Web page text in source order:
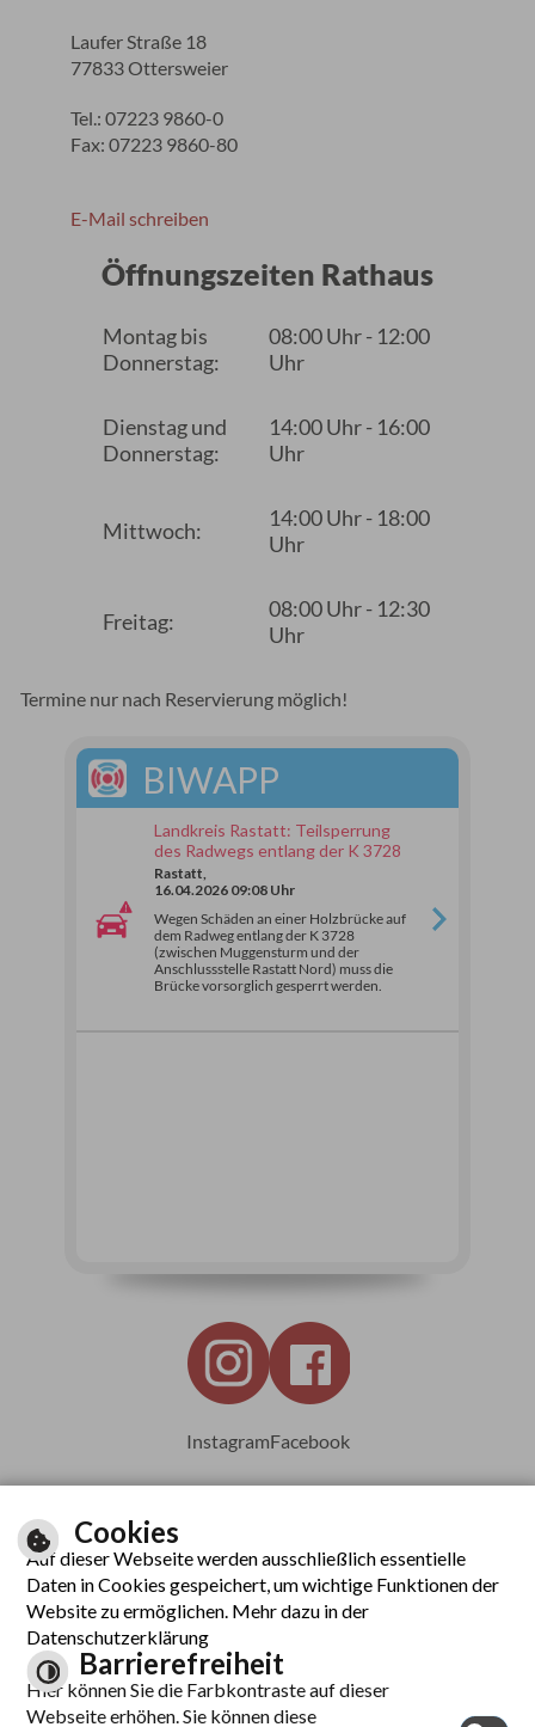
Laufer Straße 18
77833 Ottersweier
Tel.: 07223 9860-0
Fax: 07223 9860-80
E-Mail schreiben
Öffnungszeiten Rathaus
Montag bis
Donnerstag:
08:00 Uhr - 12:00
Uhr
Dienstag und
Donnerstag:
14:00 Uhr - 16:00
Uhr
Mittwoch:
14:00 Uhr - 18:00
Uhr
Freitag:
08:00 Uhr - 12:30
Uhr
Termine nur nach Reservierung möglich!
BIWAPP
Landkreis Rastatt: Teilsperrung
des Radwegs entlang der K 3728
Rastatt,
16.04.2026 09:08 Uhr
Wegen Schäden an einer Holzbrücke auf
dem Radweg entlang der K 3728
(zwischen Muggensturm und der
Anschlussstelle Rastatt Nord) muss die
Brücke vorsorglich gesperrt werden.
InstagramFacebook
Leichte Sprache
Inhalt
Impressum
Cookies
Auf dieser Webseite werden ausschließlich essentielle
Daten in Cookies gespeichert, um wichtige Funktionen der
Website zu ermöglichen. Mehr dazu in der
Datenschutzerklärung
Barrierefreiheit
Hier können Sie die Farbkontraste auf dieser
Webseite erhöhen. Sie können diese